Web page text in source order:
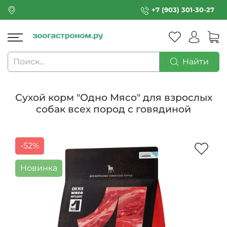
+7 (903) 301-30-27
Найти
Сухой корм "Одно Мясо" для взрослых
собак всех пород с говядиной
-52%
Новинка